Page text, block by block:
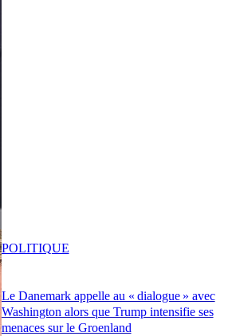
Le Danemark appelle au « dialogue » avec
Washington alors que Trump intensifie ses
menaces sur le Groenland
POLITIQUE